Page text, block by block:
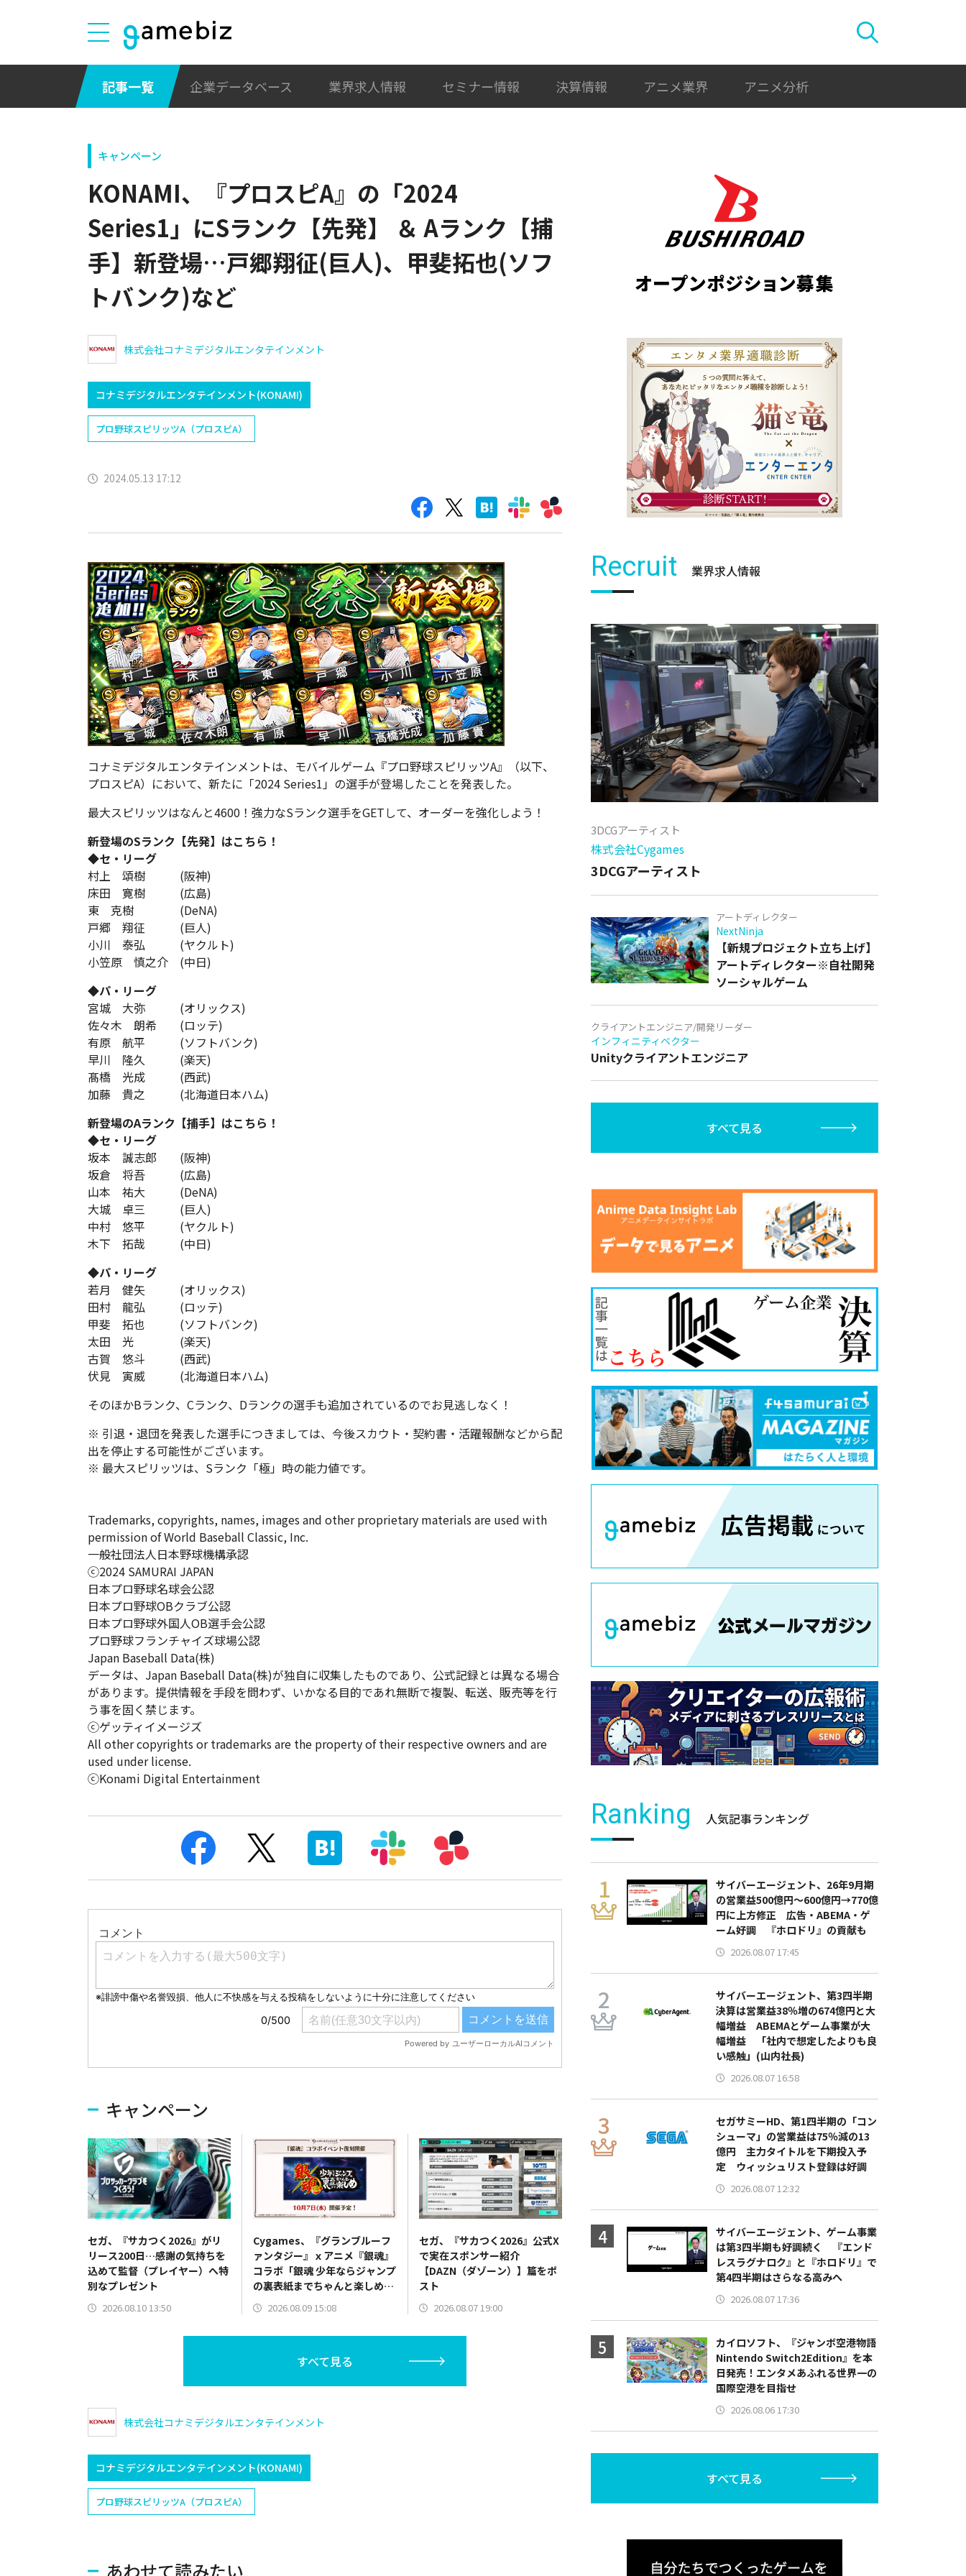
記事一覧 企業データベース 業界求人情報 セミナー情報 決算情報 アニメ業界 アニメ分析
キャンペーン
KONAMI、『プロスピA』の「2024
Series1」にSランク【先発】 ＆ Aランク【捕
手】新登場…戸郷翔征(巨人)、甲斐拓也(ソフ
トバンク)など
株式会社コナミデジタルエンタテインメント
コナミデジタルエンタテインメント(KONAMI)
プロ野球スピリッツA（プロスピA）
2024.05.13 17:12
コナミデジタルエンタテインメントは、モバイルゲーム『プロ野球スピリッツA』（以下、
プロスピA）において、新たに「2024 Series1」の選手が登場したことを発表した。
最大スピリッツはなんと4600！強力なSランク選手をGETして、オーダーを強化しよう！
新登場のSランク【先発】はこちら！
◆セ・リーグ
村上 頌樹 (阪神)
床田 寛樹 (広島)
東 克樹 (DeNA)
戸郷 翔征 (巨人)
小川 泰弘 (ヤクルト)
小笠原 慎之介 (中日)
◆パ・リーグ
宮城 大弥 (オリックス)
佐々木 朗希 (ロッテ)
有原 航平 (ソフトバンク)
早川 隆久 (楽天)
髙橋 光成 (西武)
加藤 貴之 (北海道日本ハム)
新登場のAランク【捕手】はこちら！
◆セ・リーグ
坂本 誠志郎 (阪神)
坂倉 将吾 (広島)
山本 祐大 (DeNA)
大城 卓三 (巨人)
中村 悠平 (ヤクルト)
木下 拓哉 (中日)
◆パ・リーグ
若月 健矢 (オリックス)
田村 龍弘 (ロッテ)
甲斐 拓也 (ソフトバンク)
太田 光 (楽天)
古賀 悠斗 (西武)
伏見 寅威 (北海道日本ハム)
そのほかBランク、Cランク、Dランクの選手も追加されているのでお見逃しなく！
※ 引退・退団を発表した選手につきましては、今後スカウト・契約書・活躍報酬などから配
出を停止する可能性がございます。
※ 最大スピリッツは、Sランク「極」時の能力値です。
Trademarks, copyrights, names, images and other proprietary materials are used with
permission of World Baseball Classic, Inc.
一般社団法人日本野球機構承認
ⓒ2024 SAMURAI JAPAN
日本プロ野球名球会公認
日本プロ野球OBクラブ公認
日本プロ野球外国人OB選手会公認
プロ野球フランチャイズ球場公認
Japan Baseball Data(株)
データは、Japan Baseball Data(株)が独自に収集したものであり、公式記録とは異なる場合
があります。提供情報を手段を問わず、いかなる目的であれ無断で複製、転送、販売等を行
う事を固く禁じます。
ⓒゲッティイメージズ
All other copyrights or trademarks are the property of their respective owners and are
used under license.
ⓒKonami Digital Entertainment
キャンペーン
セガ、『サカつく2026』がリ
リース200日…感謝の気持ちを
込めて監督（プレイヤー）へ特
別なプレゼント
2026.08.10 13:50
Cygames、『グランブルーフ
ァンタジー』ｘアニメ『銀魂』
コラボ「銀魂 少年ならジャンプ
の裏表紙までちゃんと楽しめ」
を復刻開催
2026.08.09 15:08
セガ、『サカつく2026』公式X
で実在スポンサー紹介
【DAZN（ダゾーン）】篇をポ
スト
2026.08.07 19:00
すべて見る
株式会社コナミデジタルエンタテインメント
コナミデジタルエンタテインメント(KONAMI)
プロ野球スピリッツA（プロスピA）
あわせて読みたい
Recruit 業界求人情報
3DCGアーティスト
株式会社Cygames
3DCGアーティスト
アートディレクター
NextNinja
【新規プロジェクト立ち上げ】
アートディレクター※自社開発
ソーシャルゲーム
クライアントエンジニア/開発リーダー
インフィニティベクター
Unityクライアントエンジニア
すべて見る
Ranking 人気記事ランキング
サイバーエージェント、26年9月期
の営業益500億円～600億円→770億
円に上方修正 広告・ABEMA・ゲ
ーム好調 『ホロドリ』の貢献も
2026.08.07 17:45
サイバーエージェント、第3四半期
決算は営業益38％増の674億円と大
幅増益 ABEMAとゲーム事業が大
幅増益 「社内で想定したよりも良
い感触」(山内社長)
2026.08.07 16:58
セガサミーHD、第1四半期の「コン
シューマ」の営業益は75％減の13
億円 主力タイトルを下期投入予
定 ウィッシュリスト登録は好調
2026.08.07 12:32
サイバーエージェント、ゲーム事業
は第3四半期も好調続く 『エンド
レスラグナロク』と『ホロドリ』で
第4四半期はさらなる高みへ
2026.08.07 17:36
カイロソフト、『ジャンボ空港物語
Nintendo Switch2Edition』を本
日発売！エンタメあふれる世界一の
国際空港を目指せ
2026.08.06 17:30
すべて見る